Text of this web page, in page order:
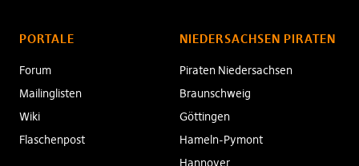
PORTALE
Forum
Mailinglisten
Wiki
Flaschenpost
NIEDERSACHSEN PIRATEN
Piraten Niedersachsen
Braunschweig
Göttingen
Hameln-Pymont
Hannover